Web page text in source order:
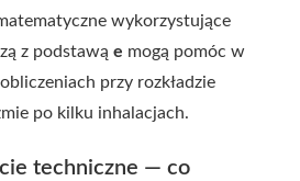
wykorzystujące
z podstawą e mogą pomóc w
przy rozkładzie
po kilku inhalacjach.
techniczne — co